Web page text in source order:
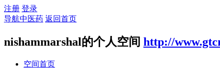
注册 登录
导航中医药 返回首页
nishammarshal的个人空间 http://
空间首页